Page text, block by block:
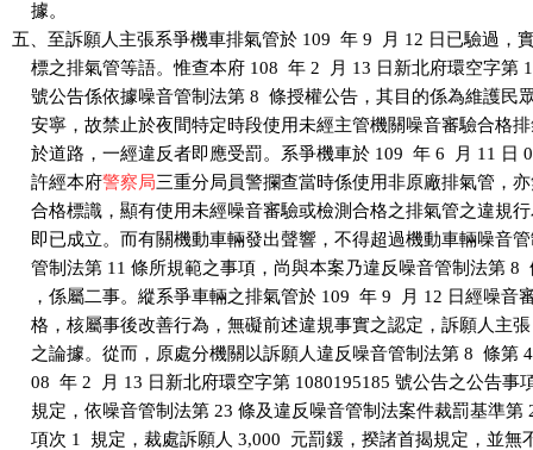
    據。
五、至訴願人主張系爭機車排氣管於 109  年 9  月 12 日已驗過，
標之排氣管等語。惟查本府 108  年 2  月 13 日新北府環空字第
號公告係依據噪音管制法第 8  條授權公告，其目的係為維護民
安寧，故禁止於夜間特定時段使用未經主管機關噪音審驗合格
於道路，一經違反者即應受罰。系爭機車於 109  年 6  月 11 日 0
    許經本府
警察局三重分局員警攔查當時係使用非原廠排氣管，
合格標識，顯有使用未經噪音審驗或檢測合格之排氣管之違規
即已成立。而有關機動車輛發出聲響，不得超過機動車輛噪音
管制法第 11 條所規範之事項，尚與本案乃違反噪音管制法第 8
，係屬二事。縱系爭車輛之排氣管於 109  年 9  月 12 日經噪音
格，核屬事後改善行為，無礙前述違規事實之認定，訴願人主
之論據。從而，原處分機關以訴願人違反噪音管制法第 8  條第
08  年 2  月 13 日新北府環空字第 1080195185 號公告之公告事
規定，依噪音管制法第 23 條及違反噪音管制法案件裁罰基準第
項次 1  規定，裁處訴願人 3,000  元罰鍰，揆諸首揭規定，並